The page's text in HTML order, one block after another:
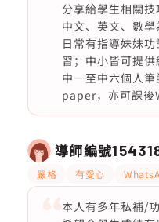
分享給學生相關
中文、英文、數學
日常有指導妹妹
習；中小皆可提
中一至中六個人
paper，亦可課後
導師編號
嚴格 有愛心
本人有多年私補/